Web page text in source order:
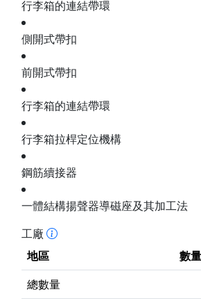
行李箱的連結帶環
側開式帶扣
前開式帶扣
行李箱的連結帶環
行李箱拉桿定位機構
鋼筋續接器
一體結構揚聲器導磁座及其加工法
工廠
地區
數量
總數量